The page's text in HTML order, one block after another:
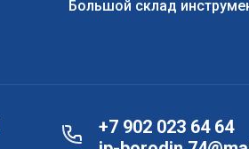
Большой склад
+7 902 023 64 64